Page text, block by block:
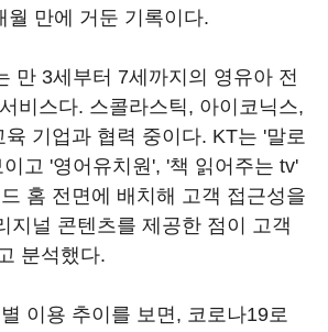
월 만에 거둔 기록이다.
만 3세부터 7세까지의 영유아 전
비스다. 스콜라스틱, 아이코닉스,
기업과 협력 중이다. KT는 '말로
고 '영어유치원', '책 읽어주는 tv'
홈 전면에 배치해 고객 접근성을
지널 콘텐츠를 제공한 점이 고객
분석했다.
이용 추이를 보면, 코로나19로